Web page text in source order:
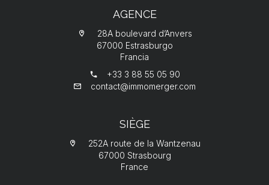
AGENCE
28A boulevard d’Anvers
67000 Estrasburgo
Francia
+33 3 88 55 05 90
contact@immomerger.com
SIÈGE
252A route de la Wantzenau
67000 Strasbourg
France